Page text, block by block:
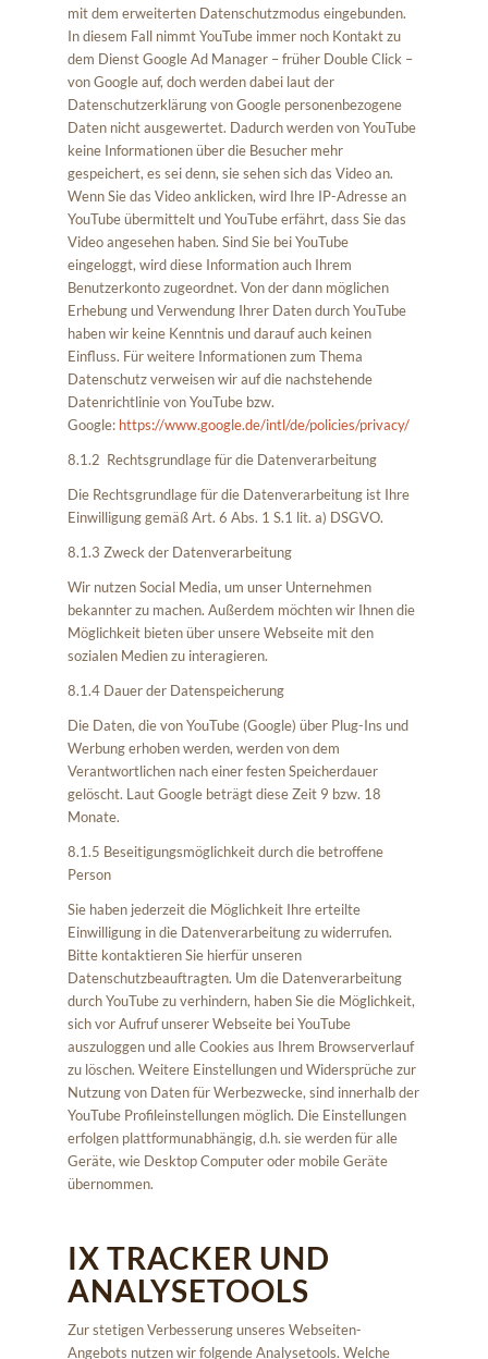
mit dem erweiterten Datenschutzmodus eingebunden.
In diesem Fall nimmt YouTube immer noch Kontakt zu
dem Dienst Google Ad Manager – früher Double Click –
von Google auf, doch werden dabei laut der
Datenschutzerklärung von Google personenbezogene
Daten nicht ausgewertet. Dadurch werden von YouTube
keine Informationen über die Besucher mehr
gespeichert, es sei denn, sie sehen sich das Video an.
Wenn Sie das Video anklicken, wird Ihre IP-Adresse an
YouTube übermittelt und YouTube erfährt, dass Sie das
Video angesehen haben. Sind Sie bei YouTube
eingeloggt, wird diese Information auch Ihrem
Benutzerkonto zugeordnet. Von der dann möglichen
Erhebung und Verwendung Ihrer Daten durch YouTube
haben wir keine Kenntnis und darauf auch keinen
Einfluss. Für weitere Informationen zum Thema
Datenschutz verweisen wir auf die nachstehende
Datenrichtlinie von YouTube bzw.
Google: https://www.google.de/intl/de/policies/privacy/
8.1.2 Rechtsgrundlage für die Datenverarbeitung
Die Rechtsgrundlage für die Datenverarbeitung ist Ihre
Einwilligung gemäß Art. 6 Abs. 1 S.1 lit. a) DSGVO.
8.1.3 Zweck der Datenverarbeitung
Wir nutzen Social Media, um unser Unternehmen
bekannter zu machen. Außerdem möchten wir Ihnen die
Möglichkeit bieten über unsere Webseite mit den
sozialen Medien zu interagieren.
8.1.4 Dauer der Datenspeicherung
Die Daten, die von YouTube (Google) über Plug-Ins und
Werbung erhoben werden, werden von dem
Verantwortlichen nach einer festen Speicherdauer
gelöscht. Laut Google beträgt diese Zeit 9 bzw. 18
Monate.
8.1.5 Beseitigungsmöglichkeit durch die betroffene
Person
Sie haben jederzeit die Möglichkeit Ihre erteilte
Einwilligung in die Datenverarbeitung zu widerrufen.
Bitte kontaktieren Sie hierfür unseren
Datenschutzbeauftragten. Um die Datenverarbeitung
durch YouTube zu verhindern, haben Sie die Möglichkeit,
sich vor Aufruf unserer Webseite bei YouTube
auszuloggen und alle Cookies aus Ihrem Browserverlauf
zu löschen. Weitere Einstellungen und Widersprüche zur
Nutzung von Daten für Werbezwecke, sind innerhalb der
YouTube Profileinstellungen möglich. Die Einstellungen
erfolgen plattformunabhängig, d.h. sie werden für alle
Geräte, wie Desktop Computer oder mobile Geräte
übernommen.
IX TRACKER UND
ANALYSETOOLS
Zur stetigen Verbesserung unseres Webseiten-
Angebots nutzen wir folgende Analysetools. Welche